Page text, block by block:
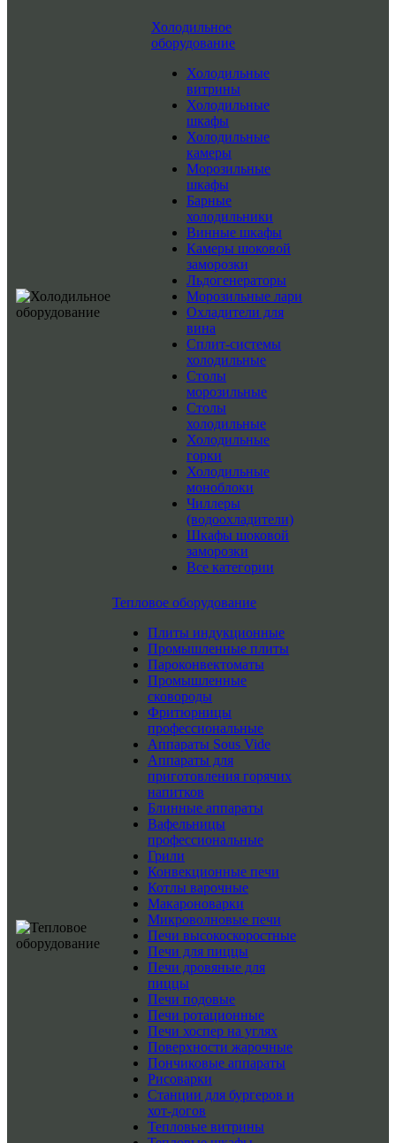
Холодильное
оборудование
Холодильные
витрины
Холодильные
шкафы
Холодильные
камеры
Морозильные
шкафы
Барные
холодильники
Винные шкафы
Камеры шоковой
заморозки
Льдогенераторы
Морозильные лари
Охладители для
вина
Сплит-системы
холодильные
Столы
морозильные
Столы
холодильные
Холодильные
горки
Холодильные
моноблоки
Чиллеры
(водоохладители)
Шкафы шоковой
заморозки
Все категории
Тепловое оборудование
Плиты индукционные
Промышленные плиты
Пароконвектоматы
Промышленные
сковороды
Фритюрницы
профессиональные
Аппараты Sous Vide
Аппараты для
приготовления горячих
напитков
Блинные аппараты
Вафельницы
профессиональные
Грили
Конвекционные печи
Котлы варочные
Макароноварки
Микроволновые печи
Печи высокоскоростные
Печи для пиццы
Печи дровяные для
пиццы
Печи подовые
Печи ротационные
Печи хоспер на углях
Поверхности жарочные
Пончиковые аппараты
Рисоварки
Станции для бургеров и
хот-догов
Тепловые витрины